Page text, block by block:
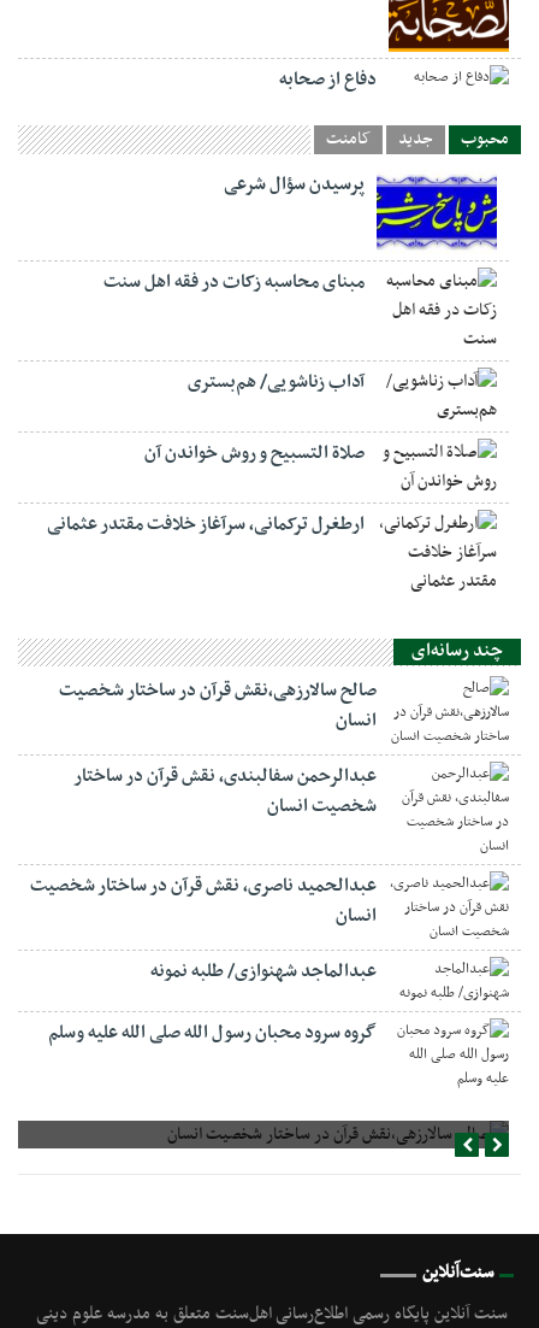
دفاع از صحابه
محبوب جدید کامنت
پرسیدن سؤال شرعی
مبنای محاسبه زکات در فقه اهل سنت
آداب زناشویی/ هم‌بستری
صلاة التسبيح و روش خواندن آن
ارطغرل ترکمانی، سرآغاز خلافت مقتدر عثمانی
چند رسانه‌ای
صالح سالارزهی،‌نقش قرآن در ساختار شخصیت
انسان
عبدالرحمن سفالبندی، نقش قرآن در ساختار
شخصیت انسان
عبدالحمید ناصری، نقش قرآن در ساختار شخصیت
انسان
عبدالماجد شهنوازی/ طلبه نمونه
گروه سرود محبان رسول الله صلی الله علیه وسلم
صالح سالارزهی،‌نقش قرآن در ساختار شخصیت انسان